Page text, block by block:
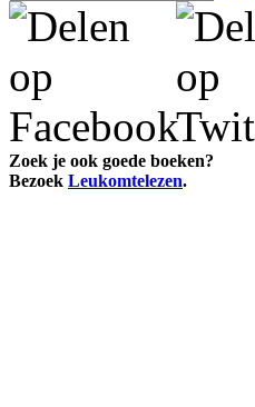
Zoek je ook goede boeken?
Bezoek Leukomtelezen.